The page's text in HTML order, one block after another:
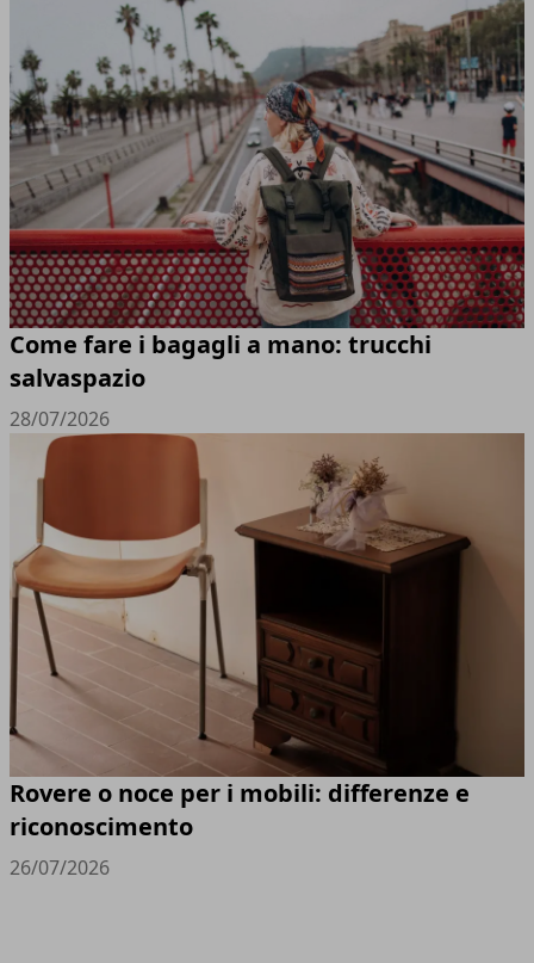
Come fare i bagagli a mano: trucchi
salvaspazio
28/07/2026
Rovere o noce per i mobili: differenze e
riconoscimento
26/07/2026